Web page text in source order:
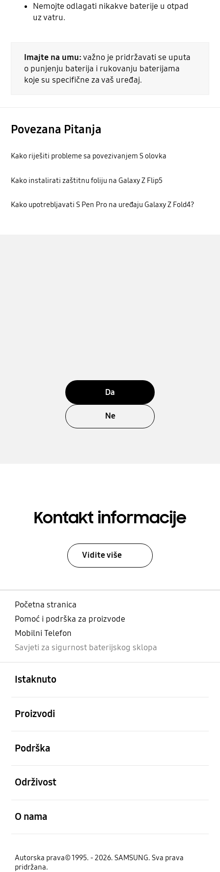
Nemojte odlagati nikakve baterije u otpad
uz vatru.
Imajte na umu:važno je pridržavati se uputa
o punjenju baterija i rukovanju baterijama
koje su specifične za vaš uređaj.
Povezana Pitanja
Kako riješiti probleme sa povezivanjem S olovka
Kako instalirati zaštitnu foliju na Galaxy Z Flip5
Kako upotrebljavati S Pen Pro na uređaju Galaxy Z Fold4?
Da
Ne
Kontakt informacije
Vidite više
Početna stranica
Pomoć i podrška za proizvode
Mobilni Telefon
Savjeti za sigurnost baterijskog sklopa
Istaknuto
Proizvodi
Podrška
Održivost
O nama
Autorska prava© 1995. - 2026. SAMSUNG. Sva prava
pridržana.